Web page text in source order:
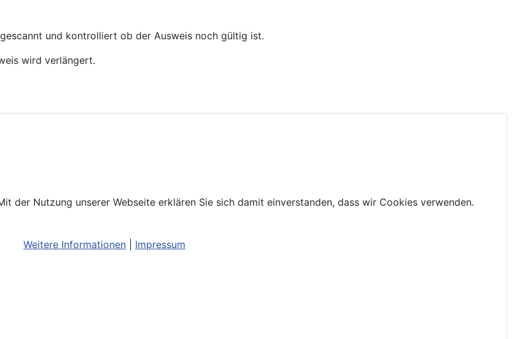
und kontrolliert ob der Ausweis noch gültig ist.
wird verlängert.
der Nutzung unserer Webseite erklären Sie sich damit einverstanden, dass wir Cookies verwenden.
Weitere Informationen
Impressum